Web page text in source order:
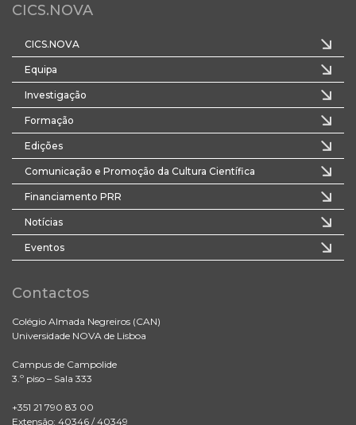
CICS.NOVA
CICS.NOVA
Equipa
Investigação
Formação
Edições
Comunicação e Promoção da Cultura Científica
Financiamento PRR
Notícias
Eventos
Contactos
Colégio Almada Negreiros (CAN)
Universidade NOVA de Lisboa
Campus de Campolide
3.º piso – Sala 333
+351 21 790 83 00
Extensão: 40346 / 40349